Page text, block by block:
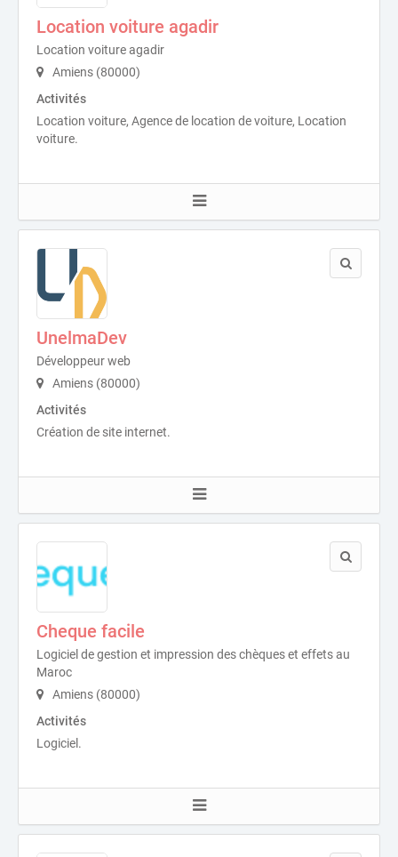
Location voiture agadir
Location voiture agadir
Amiens (80000)
Activités
Location voiture, Agence de location de voiture, Location
voiture.
UnelmaDev
Développeur web
Amiens (80000)
Activités
Création de site internet.
Cheque facile
Logiciel de gestion et impression des chèques et effets au
Maroc
Amiens (80000)
Activités
Logiciel.